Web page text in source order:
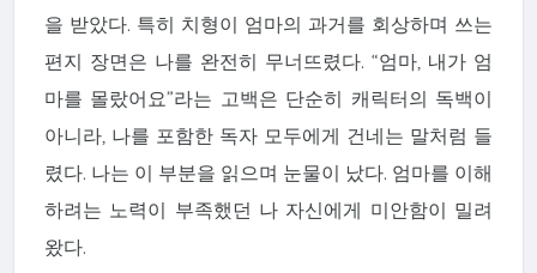
을 받았다. 특히 치형이 엄마의 과거를 회상하며 쓰는
편지 장면은 나를 완전히 무너뜨렸다. “엄마, 내가 엄
마를 몰랐어요”라는 고백은 단순히 캐릭터의 독백이
아니라, 나를 포함한 독자 모두에게 건네는 말처럼 들
렸다. 나는 이 부분을 읽으며 눈물이 났다. 엄마를 이해
하려는 노력이 부족했던 나 자신에게 미안함이 밀려
왔다.